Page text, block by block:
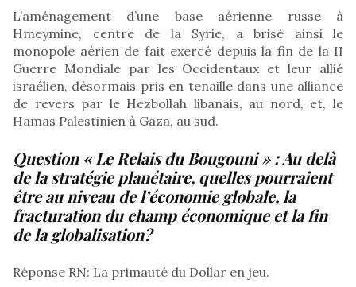
L’aménagement d’une base aérienne russe à
Hmeymine, centre de la Syrie, a brisé ainsi le
monopole aérien de fait exercé depuis la fin de la II
Guerre Mondiale par les Occidentaux et leur allié
israélien, désormais pris en tenaille dans une alliance
de revers par le Hezbollah libanais, au nord, et, le
Hamas Palestinien à Gaza, au sud.
Question « Le Relais du Bougouni » :Au delà
de la stratégie planétaire, quelles pourraient
être au niveau de l’économie globale, la
fracturation du champ économique et la fin
de la globalisation?
Réponse RN: La primauté du Dollar en jeu.